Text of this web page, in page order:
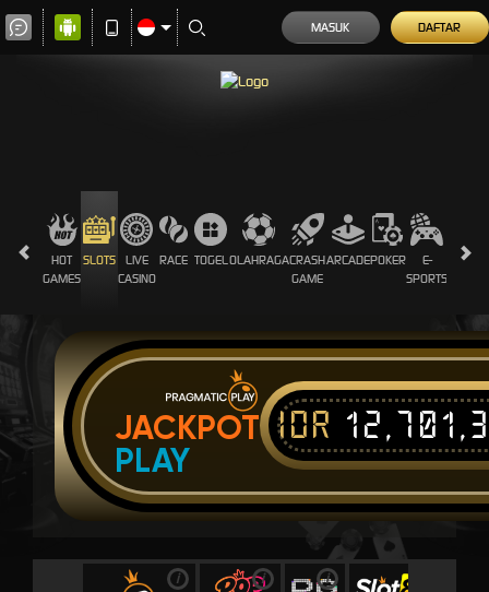
MASUK DAFTAR
HOT
GAMES
SLOTS
LIVE
CASINO
RACE TOGEL OLAHRAGACRASH
GAME
ARCADEPOKER
E-
SPORTS
JACKPOT
PLAY
IDR
i i i